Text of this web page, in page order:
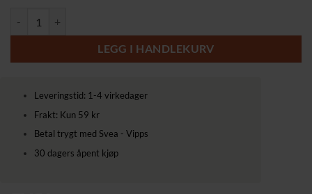
LEGG I HANDLEKURV
Leveringstid: 1-4 virkedager
Frakt: Kun 59 kr
Betal trygt med Svea - Vipps
30 dagers åpent kjøp